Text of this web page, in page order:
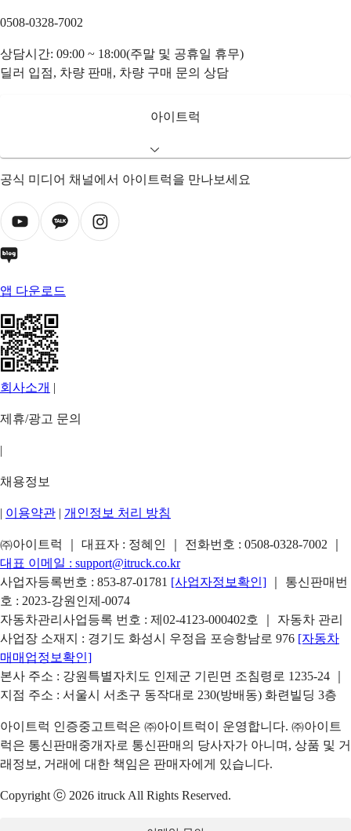
0508-0328-7002
상담시간: 09:00 ~ 18:00(주말 및 공휴일 휴무)
딜러 입점, 차량 판매, 차량 구매 문의 상담
아이트럭
공식 미디어 채널에서 아이트럭을 만나보세요
앱 다운로드
회사소개 |
제휴/광고 문의
|
채용정보
| 이용약관 | 개인정보 처리 방침
㈜아이트럭 ｜ 대표자 : 정혜인 ｜ 전화번호 : 0508-0328-7002
대표 이메일 : support@itruck.co.kr
사업자등록번호 : 853-87-01781 [사업자정보확인]
｜ 통신판매번
호 : 2023-강원인제-0074
자동차관리사업등록 번호 : 제02-4123-000402호 ｜ 자동차 관리
사업장 소재지 : 경기도 화성시 우정읍 포승항남로 976 [자동차
매매업정보확인]
본사 주소 : 강원특별자치도 인제군 기린면 조침령로 1235-24 ｜
지점 주소 : 서울시 서초구 동작대로 230(방배동) 화련빌딩 3층
아이트럭 인증중고트럭은 ㈜아이트럭이 운영합니다. ㈜아이트
럭은 통신판매중개자로 통신판매의 당사자가 아니며, 상품 및 거
래정보, 거래에 대한 책임은 판매자에게 있습니다.
Copyright ⓒ 2026 itruck All Rights Reserved.